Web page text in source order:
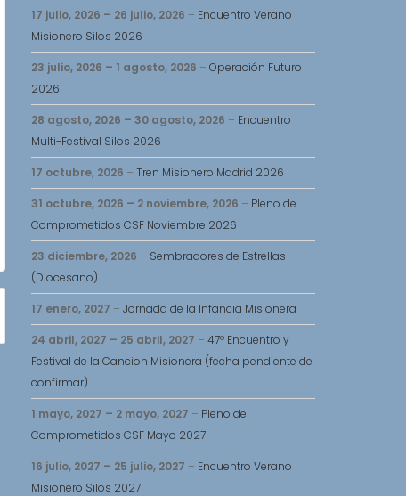
17 julio, 2026 – 26 julio, 2026 – Encuentro Verano
Misionero Silos 2026
23 julio, 2026 – 1 agosto, 2026 – Operación Futuro
2026
28 agosto, 2026 – 30 agosto, 2026 – Encuentro
Multi-Festival Silos 2026
17 octubre, 2026 – Tren Misionero Madrid 2026
31 octubre, 2026 – 2 noviembre, 2026 – Pleno de
Comprometidos CSF Noviembre 2026
23 diciembre, 2026 – Sembradores de Estrellas
(Diocesano)
17 enero, 2027 – Jornada de la Infancia Misionera
24 abril, 2027 – 25 abril, 2027 – 47º Encuentro y
Festival de la Cancion Misionera (fecha pendiente de
confirmar)
1 mayo, 2027 – 2 mayo, 2027 – Pleno de
Comprometidos CSF Mayo 2027
16 julio, 2027 – 25 julio, 2027 – Encuentro Verano
Misionero Silos 2027